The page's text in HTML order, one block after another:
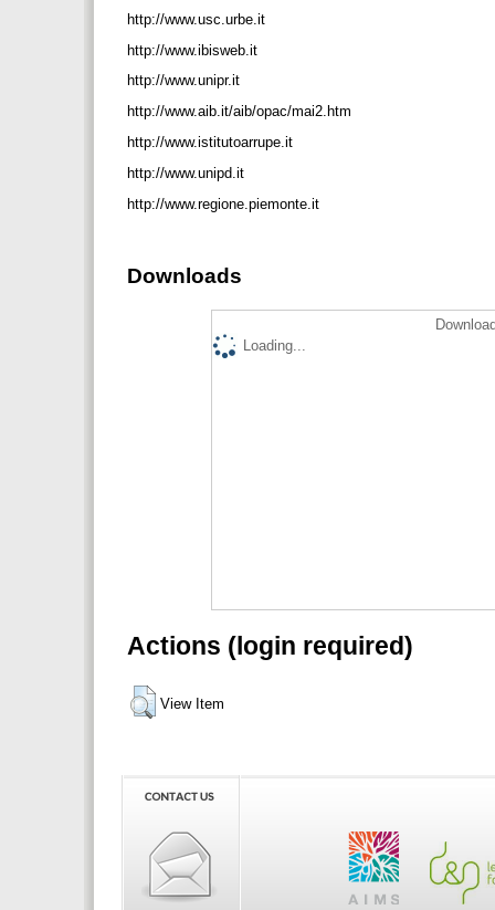
http://www.usc.urbe.it
http://www.ibisweb.it
http://www.unipr.it
http://www.aib.it/aib/opac/mai2.htm
http://www.istitutoarrupe.it
http://www.unipd.it
http://www.regione.piemonte.it
Downloads
Loading...
Actions (login required)
View Item